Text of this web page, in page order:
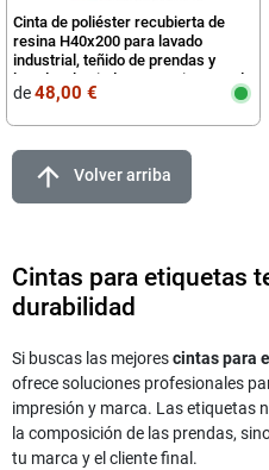
Cinta de poliéster recubierta de
resina H40x200 para lavado
industrial, teñido de prendas y
lavado a la piedra para etiquetas de
de48,00 €
arrow_upward Volver arriba
Cintas para etiquetas
durabilidad
Si buscas las mejorescintas para
ofrece soluciones profesionales
impresión y marca. Las etiquetas
la composición de las prendas,
tu marca y el cliente final.